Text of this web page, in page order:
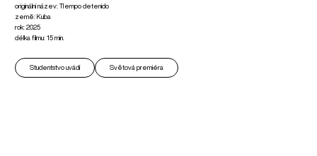
originální název: TIempo detenido
země: Kuba
rok: 2025
délka filmu: 15 min.
Studentstvo uvádí Světová premiéra